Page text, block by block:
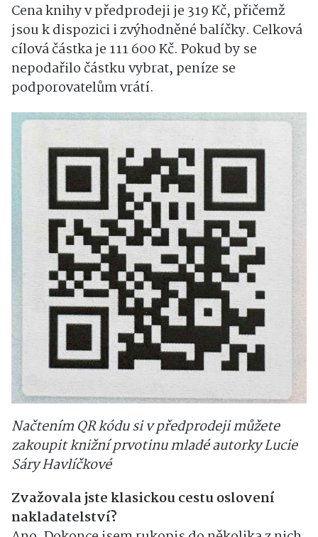
Cena knihy v předprodeji je 319 Kč, přičemž
jsou k dispozici i zvýhodněné balíčky. Celková
cílová částka je 111 600 Kč. Pokud by se
nepodařilo částku vybrat, peníze se
podporovatelům vrátí.
Načtením QR kódu si v předprodeji můžete
zakoupit knižní prvotinu mladé autorky Lucie
Sáry Havlíčkové
Zvažovala jste klasickou cestu oslovení
nakladatelství?